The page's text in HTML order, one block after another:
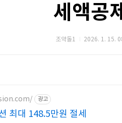
세액공
조약돌1 2026. 1. 15.
광고
최대 148.5만원 절세